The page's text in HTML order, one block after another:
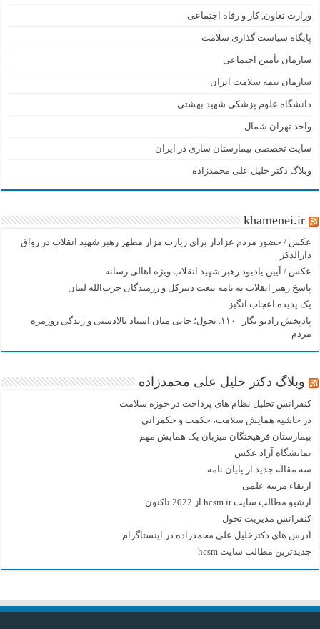
وزارت تعاون, کار و رفاه اجتماعی
پایگاه سیاست گذاری سلامت
سازمان تأمین اجتماعی
سازمان بیمه سلامت ایران
دانشگاه علوم پزشکی شهید بهشتی
واحد تهران شمال
سایت تخصصی بیمارستان سازی در ایران
وبلاگ دکتر خلیل علی محمدزاده
khamenei.ir
عکس / حضور مردم عزادار برای زیارت مزار مطهر رهبر شهید انقلاب در رواق
دارالذکر
عکس / آیین یادبود رهبر شهید انقلاب ویژه اهالی رسانه
پاسخ رهبر انقلاب به نامه بیعت دبیرکل و رزمندگان حزب‌الله لبنان
یک پدیده اعجاب انگیز
پادپخش رادیو نگار | ۱۱۰. تحول؛ جایی میان اسناد بالادستی و زندگی روزمره
مردم
وبلاگ دکتر خلیل علی محمدزاده
کنفرانس تحلیل نظام های پرداخت در حوزه سلامت
در حاشیه همایش سلامت، حکمت و حکمرانی
بیمارستان فرهیختگان میزبان یک همایش مهم
نمایشگاه آزاد عکس
سه مقاله جدید از پایان نامه
ارتقاء مرتبه علمی
آرشیو مطالب سایت hcsm.ir از 2022 تاکنون
کنفرانس مدیریت تحول
آدرس های دکترخلیل علی محمدزاده در اینستاگرام
جدیدترین مطالب سایت hcsm